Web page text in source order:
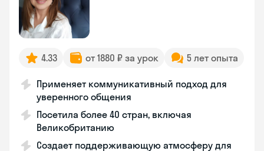
4.33 от 1880 ₽ за урок 5 лет опыта
Применяет коммуникативный подход для
уверенного общения
Посетила более 40 стран, включая
Великобританию
Создает поддерживающую атмосферу для